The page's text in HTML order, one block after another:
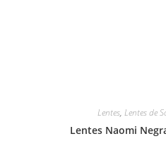
Lentes, Lentes de
Lentes Naomi